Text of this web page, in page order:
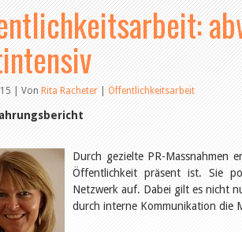
| VonRita Racheter|Öffentlichkeitsarbeit
Durch gezielte PR-Massnahmen
Öffentlichkeit präsent ist. Sie
Netzwerk auf. Dabei gilt es nicht
durch interne Kommunikation die